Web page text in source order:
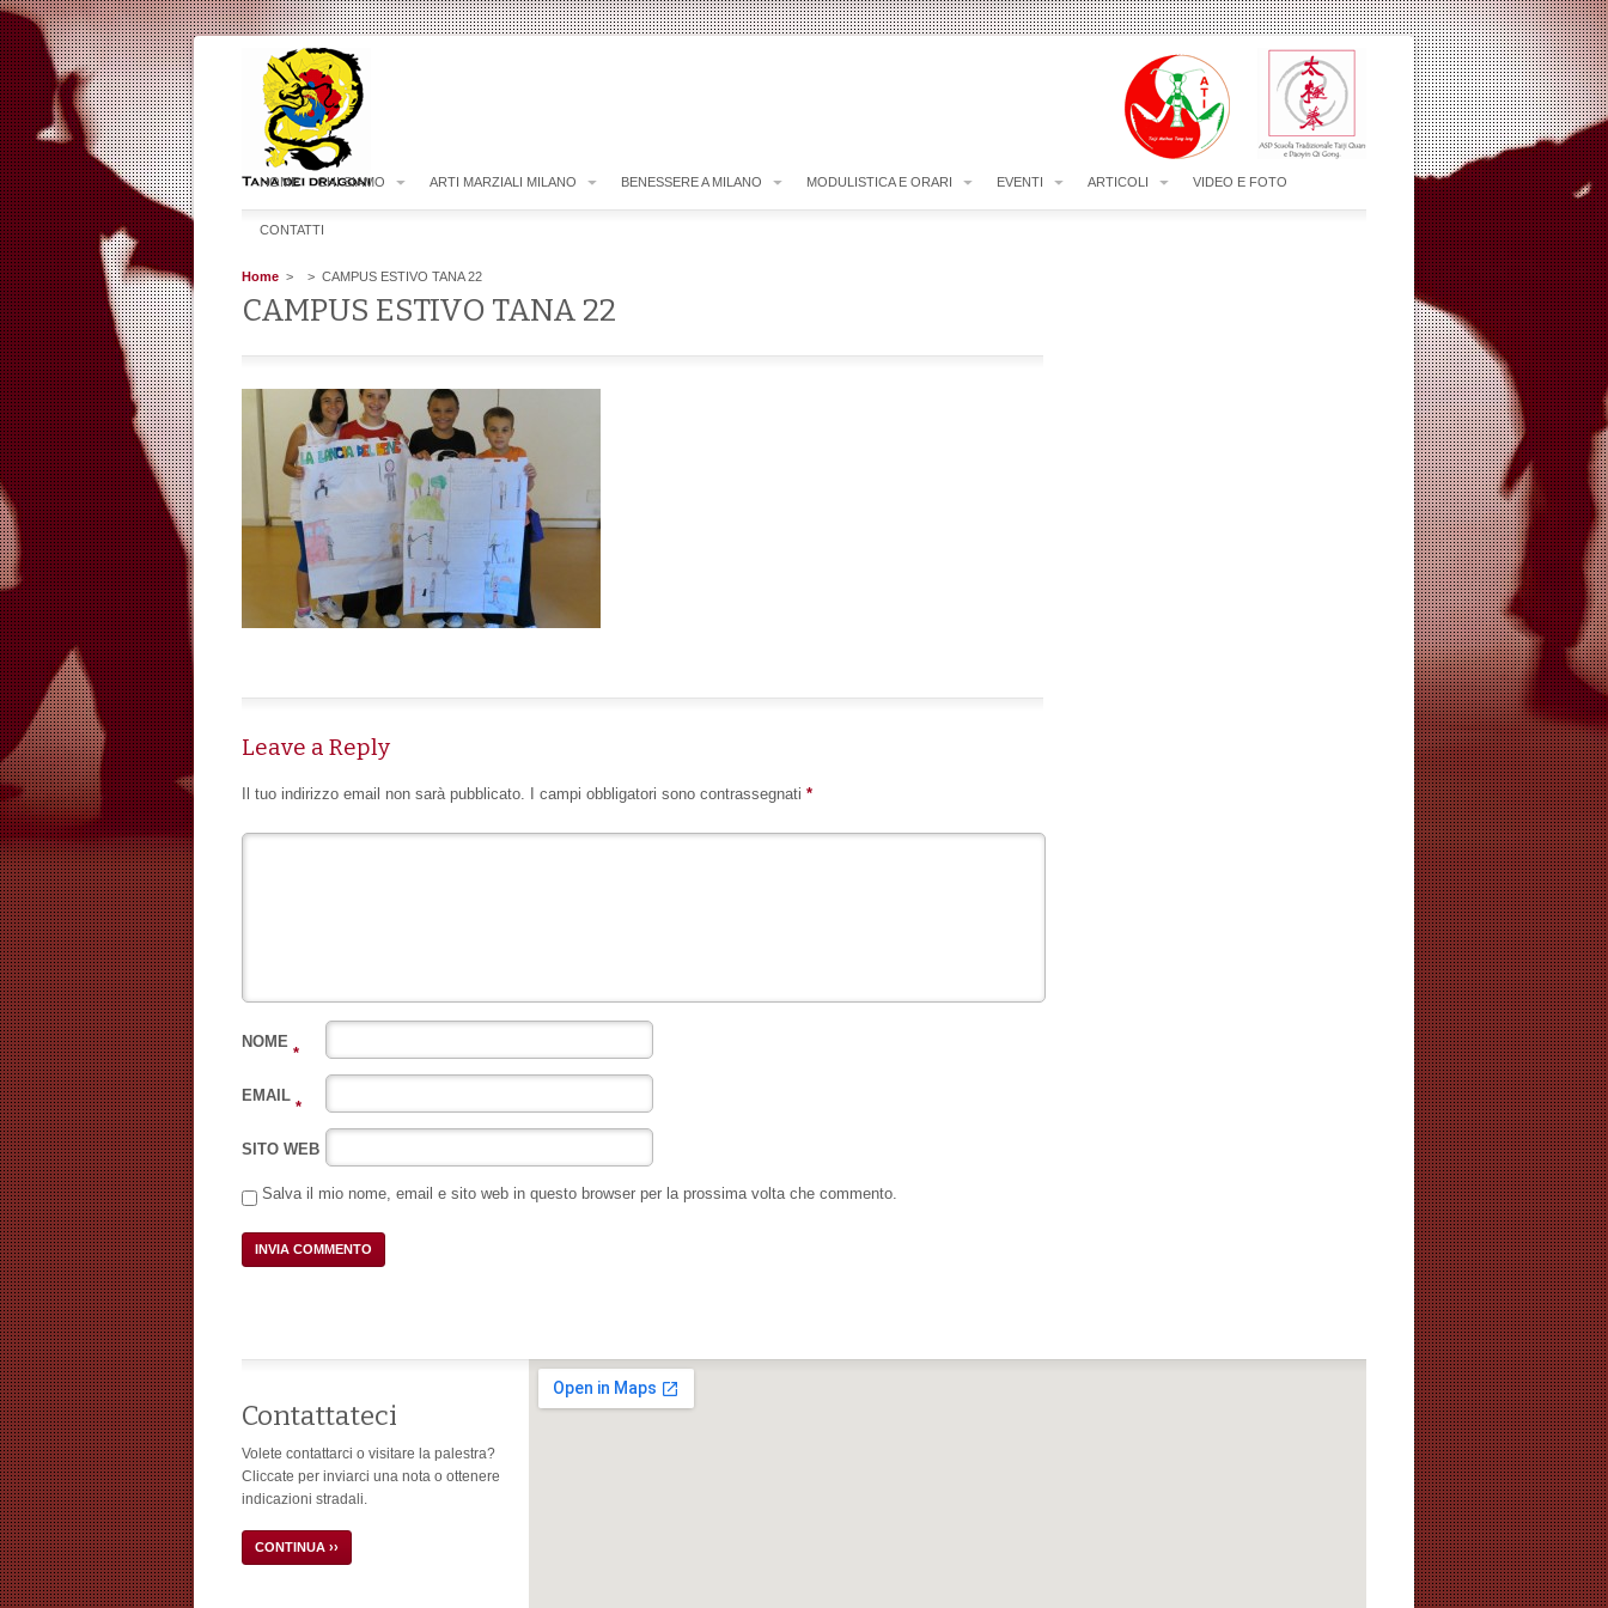
HOME CHI SIAMO ARTI MARZIALI MILANO BENESSERE A MILANO MODULISTICA E ORARI EVENTI ARTICOLI VIDEO E FOTO
CONTATTI
Home > > CAMPUS ESTIVO TANA 22
CAMPUS ESTIVO TANA 22
Leave a Reply
Il tuo indirizzo email non sarà pubblicato. I campi obbligatori sono contrassegnati *
NOME
*
EMAIL
*
SITO WEB
Salva il mio nome, email e sito web in questo browser per la prossima volta che commento.
Contattateci
Volete contattarci o visitare la palestra?
Cliccate per inviarci una nota o ottenere
indicazioni stradali.
CONTINUA ››